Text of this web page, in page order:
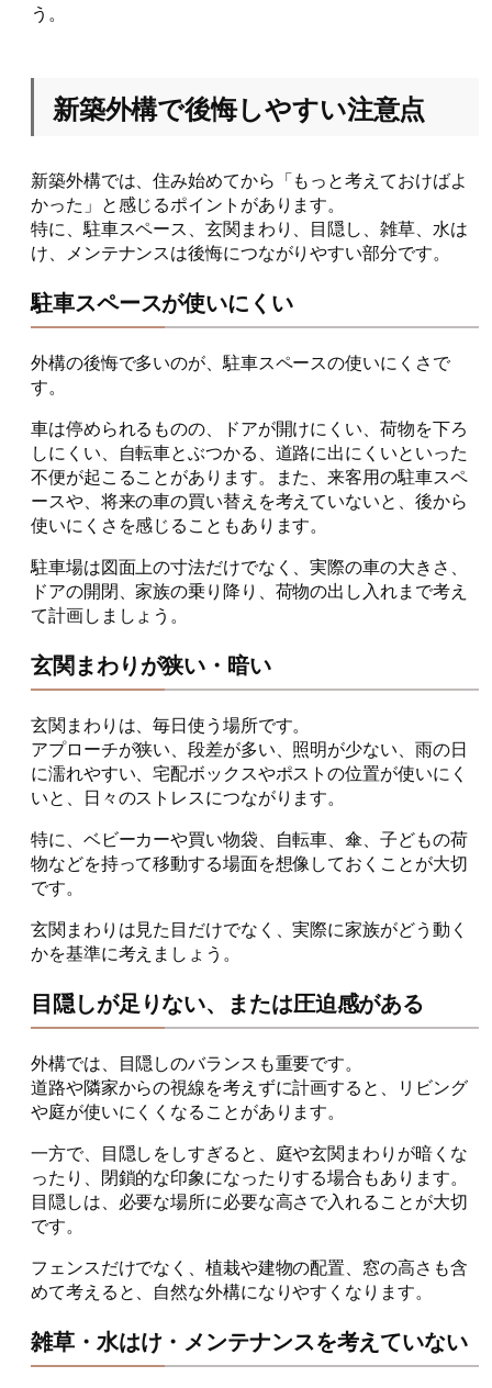
う。
新築外構で後悔しやすい注意点
新築外構では、住み始めてから「もっと考えておけばよ
かった」と感じるポイントがあります。
特に、駐車スペース、玄関まわり、目隠し、雑草、水は
け、メンテナンスは後悔につながりやすい部分です。
駐車スペースが使いにくい
外構の後悔で多いのが、駐車スペースの使いにくさで
す。
車は停められるものの、ドアが開けにくい、荷物を下ろ
しにくい、自転車とぶつかる、道路に出にくいといった
不便が起こることがあります。また、来客用の駐車スペ
ースや、将来の車の買い替えを考えていないと、後から
使いにくさを感じることもあります。
駐車場は図面上の寸法だけでなく、実際の車の大きさ、
ドアの開閉、家族の乗り降り、荷物の出し入れまで考え
て計画しましょう。
玄関まわりが狭い・暗い
玄関まわりは、毎日使う場所です。
アプローチが狭い、段差が多い、照明が少ない、雨の日
に濡れやすい、宅配ボックスやポストの位置が使いにく
いと、日々のストレスにつながります。
特に、ベビーカーや買い物袋、自転車、傘、子どもの荷
物などを持って移動する場面を想像しておくことが大切
です。
玄関まわりは見た目だけでなく、実際に家族がどう動く
かを基準に考えましょう。
目隠しが足りない、または圧迫感がある
外構では、目隠しのバランスも重要です。
道路や隣家からの視線を考えずに計画すると、リビング
や庭が使いにくくなることがあります。
一方で、目隠しをしすぎると、庭や玄関まわりが暗くな
ったり、閉鎖的な印象になったりする場合もあります。
目隠しは、必要な場所に必要な高さで入れることが大切
です。
フェンスだけでなく、植栽や建物の配置、窓の高さも含
めて考えると、自然な外構になりやすくなります。
雑草・水はけ・メンテナンスを考えていない